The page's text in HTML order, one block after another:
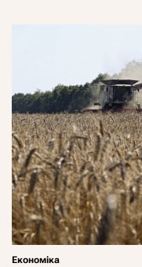
Економіка